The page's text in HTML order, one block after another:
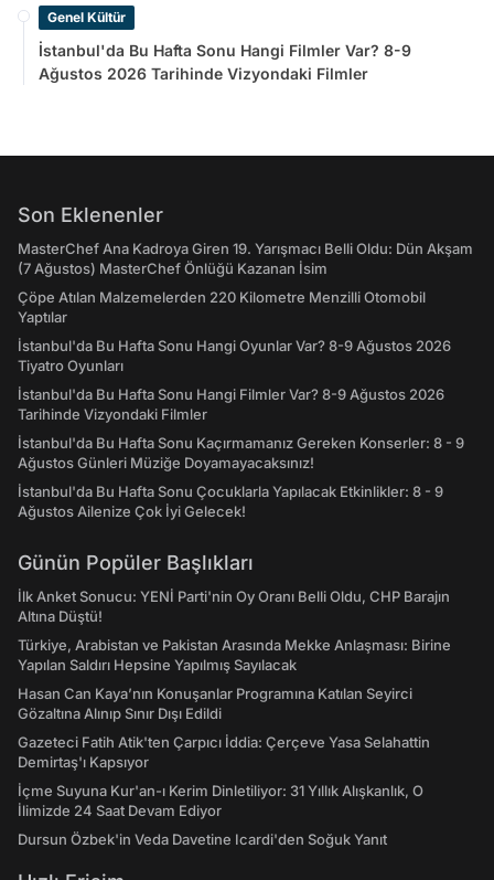
Genel Kültür
İstanbul'da Bu Hafta Sonu Hangi Filmler Var? 8-9
Ağustos 2026 Tarihinde Vizyondaki Filmler
Son Eklenenler
MasterChef Ana Kadroya Giren 19. Yarışmacı Belli Oldu: Dün Akşam
(7 Ağustos) MasterChef Önlüğü Kazanan İsim
Çöpe Atılan Malzemelerden 220 Kilometre Menzilli Otomobil
Yaptılar
İstanbul'da Bu Hafta Sonu Hangi Oyunlar Var? 8-9 Ağustos 2026
Tiyatro Oyunları
İstanbul'da Bu Hafta Sonu Hangi Filmler Var? 8-9 Ağustos 2026
Tarihinde Vizyondaki Filmler
İstanbul'da Bu Hafta Sonu Kaçırmamanız Gereken Konserler: 8 - 9
Ağustos Günleri Müziğe Doyamayacaksınız!
İstanbul'da Bu Hafta Sonu Çocuklarla Yapılacak Etkinlikler: 8 - 9
Ağustos Ailenize Çok İyi Gelecek!
Günün Popüler Başlıkları
İlk Anket Sonucu: YENİ Parti'nin Oy Oranı Belli Oldu, CHP Barajın
Altına Düştü!
Türkiye, Arabistan ve Pakistan Arasında Mekke Anlaşması: Birine
Yapılan Saldırı Hepsine Yapılmış Sayılacak
Hasan Can Kaya’nın Konuşanlar Programına Katılan Seyirci
Gözaltına Alınıp Sınır Dışı Edildi
Gazeteci Fatih Atik'ten Çarpıcı İddia: Çerçeve Yasa Selahattin
Demirtaş'ı Kapsıyor
İçme Suyuna Kur'an-ı Kerim Dinletiliyor: 31 Yıllık Alışkanlık, O
İlimizde 24 Saat Devam Ediyor
Dursun Özbek'in Veda Davetine Icardi'den Soğuk Yanıt